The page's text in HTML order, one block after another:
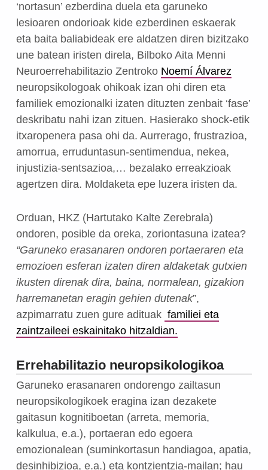
‘nortasun’ ezberdina duela eta garuneko
lesioaren ondorioak kide ezberdinen eskaerak
eta baita baliabideak ere aldatzen diren bizitzako
une batean iristen direla, Bilboko Aita Menni
Neuroerrehabilitazio Zentroko Noemí Álvarez
neuropsikologoak ohikoak izan ohi diren eta
familiek emozionalki izaten dituzten zenbait ‘fase’
deskribatu nahi izan zituen. Hasierako shock-etik
itxaropenera pasa ohi da. Aurrerago, frustrazioa,
amorrua, erruduntasun-sentimendua, nekea,
injustizia-sentsazioa,… bezalako erreakzioak
agertzen dira. Moldaketa epe luzera iristen da.
Orduan, HKZ (Hartutako Kalte Zerebrala)
ondoren, posible da oreka, zoriontasuna izatea?
“Garuneko erasanaren ondoren portaeraren eta
emozioen esferan izaten diren aldaketak gutxien
ikusten direnak dira, baina, normalean, gizakion
harremanetan eragin gehien dutenak”,
azpimarratu zuen gure adituak familiei eta
zaintzaileei eskainitako hitzaldian.
Errehabilitazio neuropsikologikoa
Garuneko erasanaren ondorengo zailtasun
neuropsikologikoek eragina izan dezakete
gaitasun kognitiboetan (arreta, memoria,
kalkulua, e.a.), portaeran edo egoera
emozionalean (suminkortasun handiagoa, apatia,
desinhibizioa, e.a.) eta kontzientzia-mailan; hau